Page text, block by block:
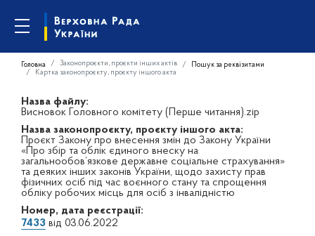
Головна Законопроєкти, проєкти інших актів
Пошук за реквізитами
Картка законопроєкту, проєкту іншого акта
Назва файлу:
Висновок Головного комітету (Перше читання).zip
Назва законопроєкту, проєкту іншого акта:
Проєкт Закону про внесення змін до Закону України
«Про збір та облік єдиного внеску на
загальнообов’язкове державне соціальне страхування»
та деяких інших законів України, щодо захисту прав
фізичних осіб під час воєнного стану та спрощення
обліку робочих місць для осіб з інвалідністю
Номер, дата реєстрації:
7433 від 03.06.2022